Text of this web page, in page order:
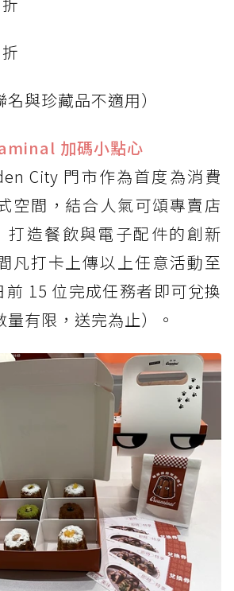
名與珍藏品不適用）
加碼小點心
City 門市作為首度為消費
空間，結合人氣可頌專賣店
打造餐飲與電子配件的創新
凡打卡上傳以上任意活動至
15 位完成任務者即可兌換
有限，送完為止）。